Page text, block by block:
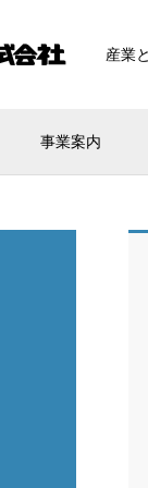
産業
事業案内